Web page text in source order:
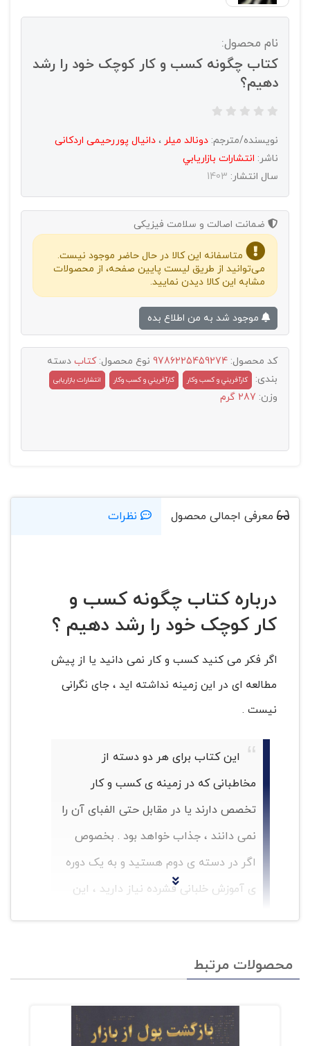
نام محصول:
کتاب چگونه کسب و کار کوچک خود را رشد
دهیم؟
نویسنده/مترجم: دونالد میلر ، دانیال پوررحیمی اردکانی
ناشر: انتشارات بازاريابي
سال انتشار: 1403
ضمانت اصالت و سلامت فیزیکی
متاسفانه این کالا در حال حاضر موجود نیست.
می‌توانید از طریق لیست پایین صفحه، از محصولات
مشابه این کالا دیدن نمایید.
کد محصول: 9786225459274 نوع محصول:کتاب دسته
بندی:
کارآفريني و کسب وکار كارآفريني و كسب وكار انتشارات بازاریابی
وزن: 287 گرم
معرفی اجمالی محصول نظرات
درباره کتاب چگونه کسب و
کار کوچک خود را رشد دهیم ؟
اگر فکر می کنید کسب و کار نمی دانید یا از پیش
مطالعه ای در این زمینه نداشته اید ، جای نگرانی
نیست .
این کتاب برای هر دو دسته از
مخاطبانی که در زمینه ی کسب و کار
تخصص دارند یا در مقابل حتی الفبای آن را
نمی دانند ، جذاب خواهد بود . بخصوص
اگر در دسته ی دوم هستید و به یک دوره
ی آموزش خلبانی فشرده نیاز دارید ، این
فهرست مطالب کتاب چگونه
کسب و کار کوچک خود را رشد
محصولات مرتبط